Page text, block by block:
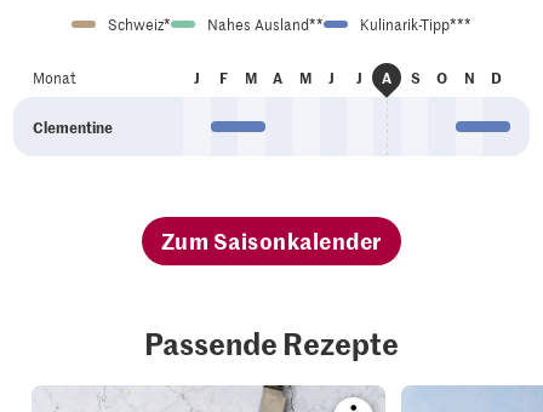
Schweiz* Nahes Ausland** Kulinarik-Tipp***
Monat Jan Feb Mär Apr Mai J Jul Aug SepOkt Nov Dez
Clementine
Zum Saisonkalender
Passende Rezepte